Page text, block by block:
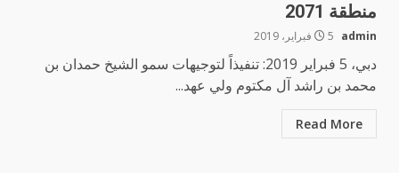
منطقة 2071
admin 5 فبراير، 2019
دبي، 5 فبراير 2019: تنفيذاً لتوجيهات سمو الشيخ حمدان بن
محمد بن راشد آل مكتوم ولي عهد...
Read More